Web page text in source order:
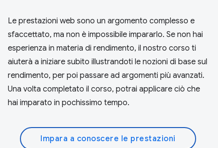
Le prestazioni web sono un argomento complesso e
sfaccettato, ma non è impossibile impararlo. Se non hai
esperienza in materia di rendimento, il nostro corso ti
aiuterà a iniziare subito illustrandoti le nozioni di base sul
rendimento, per poi passare ad argomenti più avanzati.
Una volta completato il corso, potrai applicare ciò che
hai imparato in pochissimo tempo.
Impara a conoscere le prestazioni